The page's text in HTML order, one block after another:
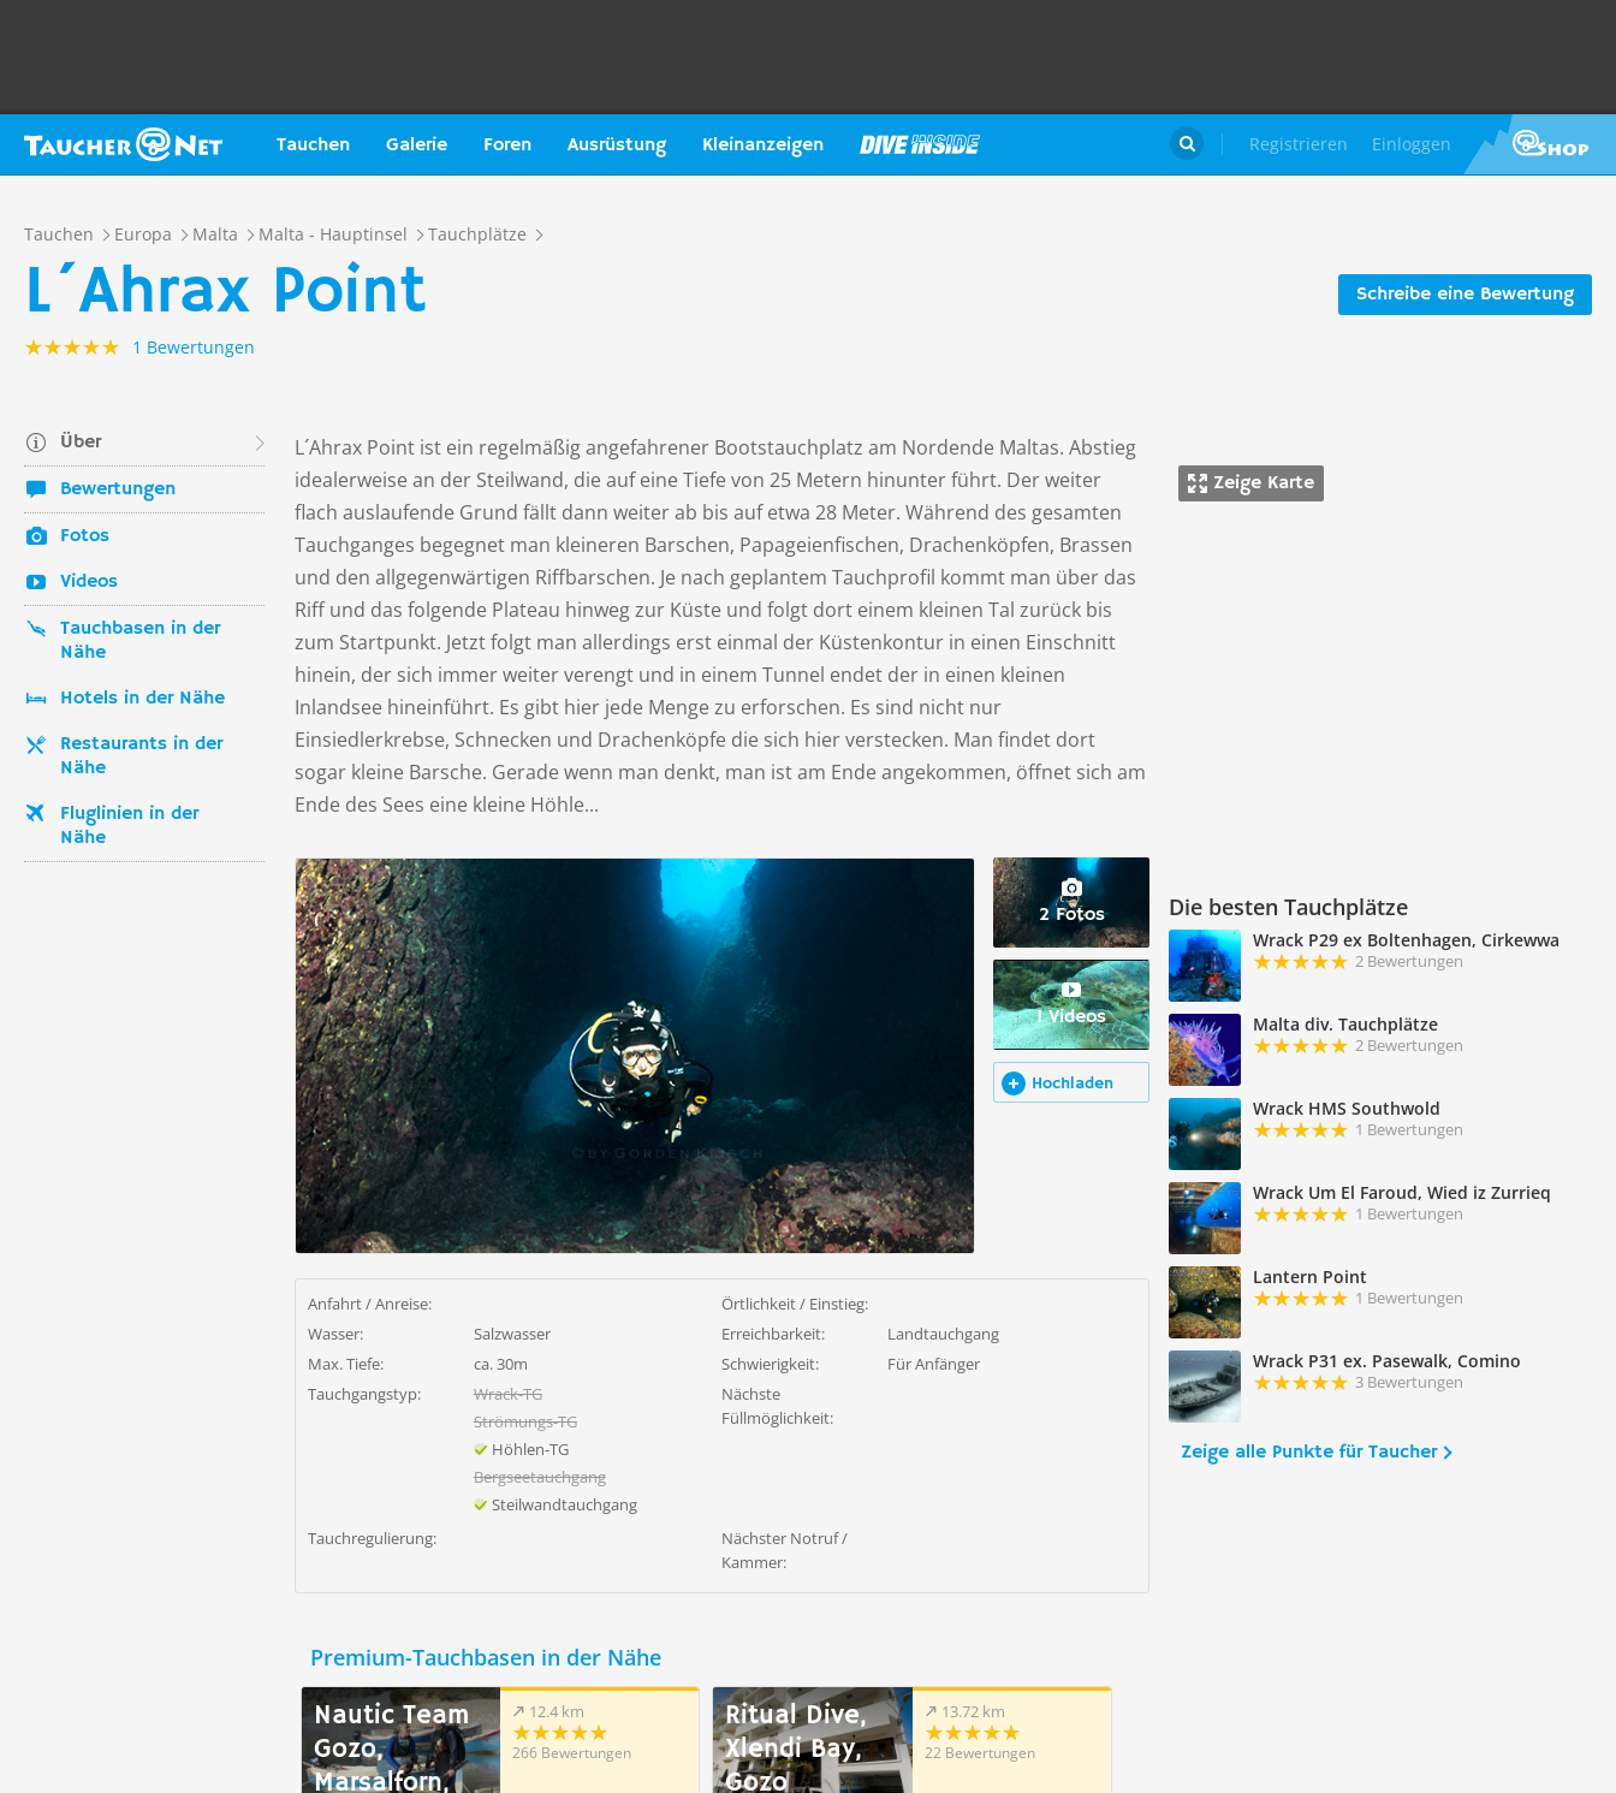
Tauchen Galerie Foren Ausrüstung Kleinanzeigen Registrieren Einloggen

Tauchen Europa Malta Malta - Hauptinsel Tauchplätze
Schreibe eine Bewertung
L´Ahrax Point
1 Bewertungen
Über
Bewertungen
Fotos
Videos
Tauchbasen in der
Nähe
Hotels in der Nähe
Restaurants in der
Nähe
Fluglinien in der
Nähe
Zeige Karte
Die besten Tauchplätze
Wrack P29 ex Boltenhagen, Cirkewwa
2 Bewertungen
Malta div. Tauchplätze
2 Bewertungen
Wrack HMS Southwold
1 Bewertungen
Wrack Um El Faroud, Wied iz Zurrieq
1 Bewertungen
Lantern Point
1 Bewertungen
Wrack P31 ex. Pasewalk, Comino
3 Bewertungen
Zeige alle Punkte für Taucher
L´Ahrax Point ist ein regelmäßig angefahrener Bootstauchplatz am Nordende Maltas. Abstieg
idealerweise an der Steilwand, die auf eine Tiefe von 25 Metern hinunter führt. Der weiter
flach auslaufende Grund fällt dann weiter ab bis auf etwa 28 Meter. Während des gesamten
Tauchganges begegnet man kleineren Barschen, Papageienfischen, Drachenköpfen, Brassen
und den allgegenwärtigen Riffbarschen. Je nach geplantem Tauchprofil kommt man über das
Riff und das folgende Plateau hinweg zur Küste und folgt dort einem kleinen Tal zurück bis
zum Startpunkt. Jetzt folgt man allerdings erst einmal der Küstenkontur in einen Einschnitt
hinein, der sich immer weiter verengt und in einem Tunnel endet der in einen kleinen
Inlandsee hineinführt. Es gibt hier jede Menge zu erforschen. Es sind nicht nur
Einsiedlerkrebse, Schnecken und Drachenköpfe die sich hier verstecken. Man findet dort
sogar kleine Barsche. Gerade wenn man denkt, man ist am Ende angekommen, öffnet sich am
Ende des Sees eine kleine Höhle...
2 Fotos
1 Videos
Hochladen
Anfahrt / Anreise:
Örtlichkeit / Einstieg:
Wasser:
Salzwasser Erreichbarkeit:
Landtauchgang
Max. Tiefe:
ca. 30m Schwierigkeit:
Für Anfänger
Tauchgangstyp:
Wrack-TG
Strömungs-TG
Höhlen-TG
Bergseetauchgang
Steilwandtauchgang
Nächste
Füllmöglichkeit:
Tauchregulierung:
Nächster Notruf /
Kammer:
Premium-Tauchbasen in der Nähe
Nautic Team
Gozo,
Marsalforn,
12.4 km
266 Bewertungen
Ritual Dive,
Xlendi Bay,
Gozo
13.72 km
22 Bewertungen